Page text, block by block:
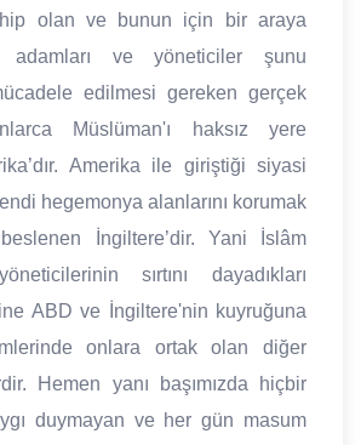
olan ve bunun için bir araya
ve yöneticiler şunu
edilmesi gereken gerçek
Müslüman'ı haksız yere
Amerika ile giriştiği siyasi
hegemonya alanlarını korumak
İngiltere’dir. Yani İslâm
sırtını dayadıkları
ABD ve İngiltere'nin kuyruğuna
onlara ortak olan diğer
Hemen yanı başımızda hiçbir
duymayan ve her gün masum